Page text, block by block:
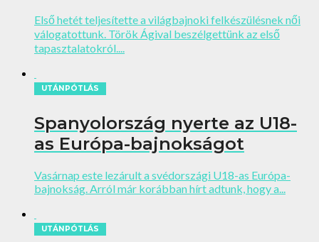
Első hetét teljesítette a világbajnoki felkészülésnek női
válogatottunk. Török Ágival beszélgettünk az első
tapasztalatokról....
UTÁNPÓTLÁS
Spanyolország nyerte az U18-
as Európa-bajnokságot
Vasárnap este lezárult a svédországi U18-as Európa-
bajnokság. Arról már korábban hírt adtunk, hogy a...
UTÁNPÓTLÁS